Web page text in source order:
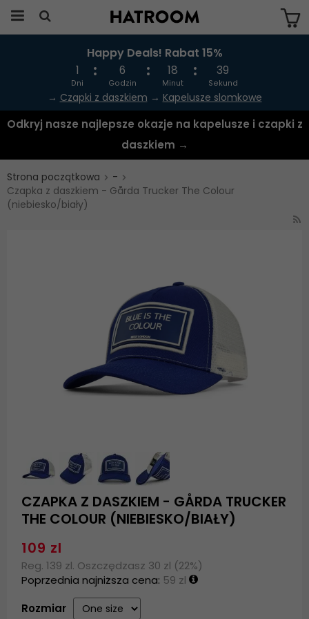
Produkten har blivit tillagd i varukorgen
Happy Deals! Rabat 15%
1
Dni
6
Godzin
18
Minut
38
Sekund
→ Czapki z daszkiem → Kapelusze slomkowe
Odkryj nasze najlepsze okazje na kapelusze i czapki z
daszkiem →
Strona początkowa
-
Czapka z daszkiem - Gårda Trucker The Colour
(niebiesko/biały)
CZAPKA Z DASZKIEM - GÅRDA TRUCKER
THE COLOUR (NIEBIESKO/BIAŁY)
109 zl
Reg. 139 zl. Oszczędzasz 30 zl (22%)
Poprzednia najniższa cena: 59 zl
Rozmiar